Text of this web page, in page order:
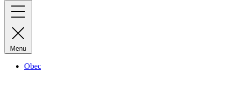
Menu
Obec